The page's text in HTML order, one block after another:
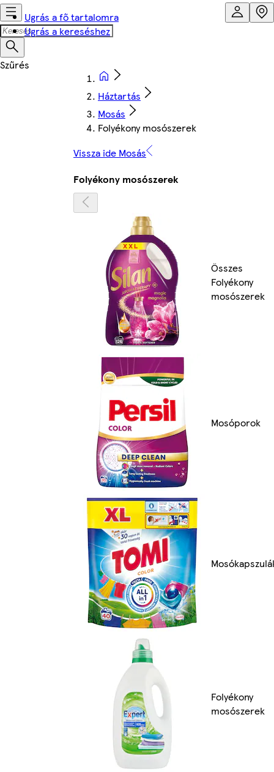
Ugrás a fő tartalomra
Ugrás a kereséshez
Háztartás
Mosás
Folyékony mosószerek
Vissza ide Mosás
Folyékony mosószerek
Összes
Folyékony
mosószerek
Mosóporok
Folyékony
mosószerek